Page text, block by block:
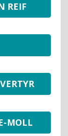
REIF
MOLL